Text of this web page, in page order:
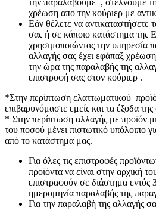
την παραλάβουμε , στέλνουμε
χρέωση απο την κούριερ με
Εάν θέλετε να αντικαταστήσετε
σας ή σε κάποιο κατάστημα της
χρησιμοποιώντας την
αλλαγής σας έχει εφάπαξ
την ώρα της παραλαβής της
επιστροφή σας στον κούριερ .
*Στην περίπτωση ελαττωματικού
επιβαρυνόμαστε εμείς και τα έξοδα
* Στην περίπτωση αλλαγής με προϊόν
του ποσού μένει πιστωτικό υπόλοιπο
από το κατάστημα μας.
Για όλες τις επιστροφές
προϊόντα να είναι στην αρχική
επιστραφούν σε διάστημα
ημερομηνία παραλαβής της
Για την παραλαβή της αλλαγής